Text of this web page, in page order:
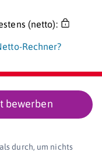
(netto):
Rechner?
bewerben
durch, um nichts